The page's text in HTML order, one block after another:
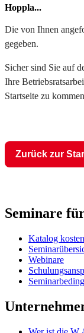
Hoppla...
Die von Ihnen
gegeben.
Sicher sind Sie auf
Ihre
Startseite zu
Zurück zur
Seminare
Katalog
Webinare